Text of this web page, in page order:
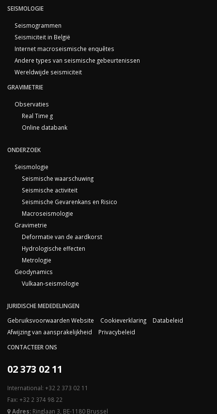
SEISMOLOGIE
Seismogrammen
Seismiciteit in België
Internet macroseismische enquêtes
Andere types van seismische gebeurtenissen
Wereldwijde seismiciteit
GRAVIMETRIE
Observaties
Real Time g
Online databank
ONDERZOEK
Seismologie
Seismische waarschuwing
Seismische activiteit
Seismische Gevarenkans en Risico
Macroseismologie
Gravimetrie
Deformatie van de aardkorst
Hydrologische effecten
Metrologie
Geodynamics
Vulkaan-seismologie
JURIDISCHE MEDEDELINGEN
Gebruiksvoorwaarden Website
Cookieverklaring
Databeleid
Afwijzing van aansprakelijkheid
Privacybeleid
CONTACTEER ONS
02 373 02 11
International: +32 2 373 02 11
Fax: +32 2 374 98 22
Adres: Ringlaan 3, BE-1180 Brussel